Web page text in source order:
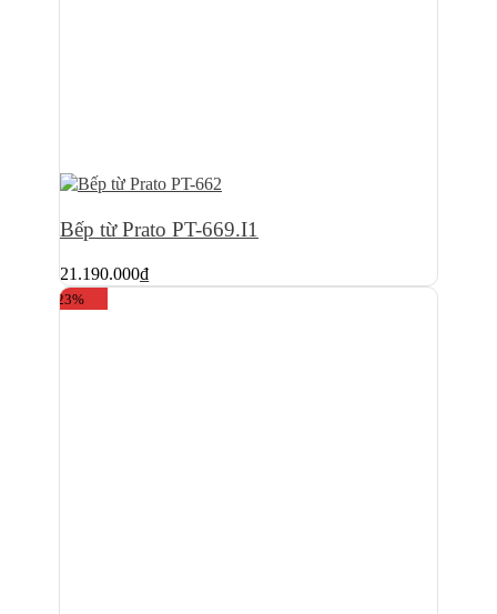
Bếp từ Prato PT-669.I1
21.190.000₫
-23%